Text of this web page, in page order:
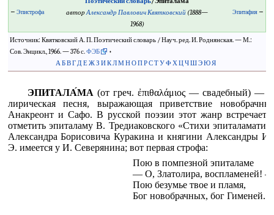
← Эпистрофа
авторАлександр Павлович Квятковский (1888—
1968)
Эпитафия→
Источник: Квятковский А. П. Поэтический словарь / Науч. ред. И. Роднянская. — М.:
Сов. Энцикл., 1966. — 376 с.ФЭБ
•
АБВГД ЕЖЗ ИКЛМНОПРСТУФХЦЧШЭЮЯ
ЭПИТАЛА́МА (от греч. ἐπιθαλάμιος — свадебный) — в
лирическая песня, выражающая приветствие
Анакреонт и Сафо. В русской поэзии этот жанр
отметить эпиталаму В. Тредиаковского «Стихи
Александра Борисовича Куракина и княгини Александры
Э. имеется у И. Северянина; вот первая строфа:
Пою в помпезной эпиталаме
— О, Златолира, воспламеней! —
Пою безумье твое и пламя,
Бог новобрачных, бог Гименей.